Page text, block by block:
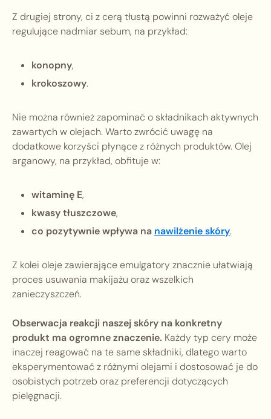
Z drugiej strony, ci z cerą tłustą powinni rozważyć oleje
regulujące nadmiar sebum, na przykład:
konopny,
krokoszowy.
Nie można również zapominać o składnikach aktywnych
zawartych w olejach. Warto zwrócić uwagę na
dodatkowe korzyści płynące z różnych produktów. Olej
arganowy, na przykład, obfituje w:
witaminę E,
kwasy tłuszczowe,
co pozytywnie wpływa na nawilżenie skóry.
Z kolei oleje zawierające emulgatory znacznie ułatwiają
proces usuwania makijażu oraz wszelkich
zanieczyszczeń.
Obserwacja reakcji naszej skóry na konkretny
produkt ma ogromne znaczenie. Każdy typ cery może
inaczej reagować na te same składniki, dlatego warto
eksperymentować z różnymi olejami i dostosować je do
osobistych potrzeb oraz preferencji dotyczących
pielęgnacji.